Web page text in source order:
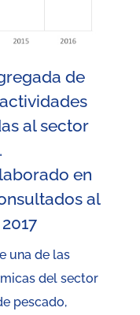
de
al sector
en
al
una de las
del sector
pescado,